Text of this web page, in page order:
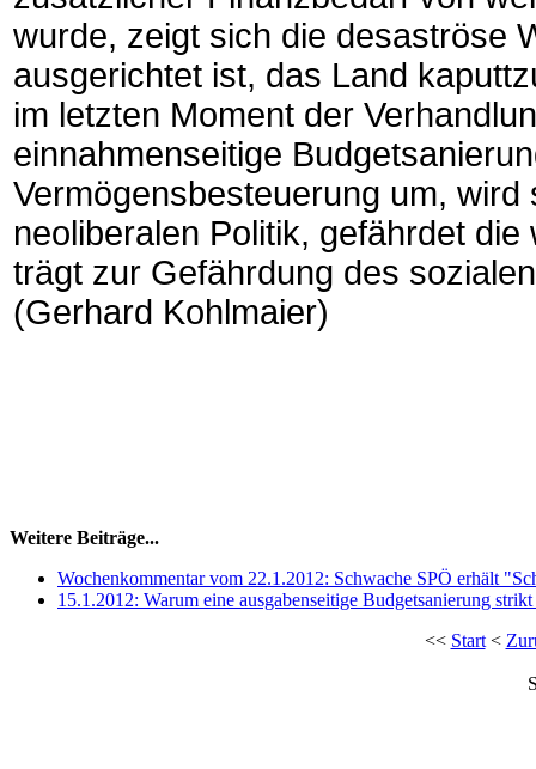
wurde, zeigt sich die desaströse
ausgerichtet ist, das Land
im letzten Moment der
einnahmenseitige
Vermögensbesteuerung um,
neoliberalen Politik, gefährdet
trägt zur Gefährdung des
(Gerhard Kohlmaier)
Weitere Beiträge...
Wochenkommentar vom 22.1.2012: Schwache SPÖ erhält
15.1.2012: Warum eine ausgabenseitige Budgetsanierung
<< Start<